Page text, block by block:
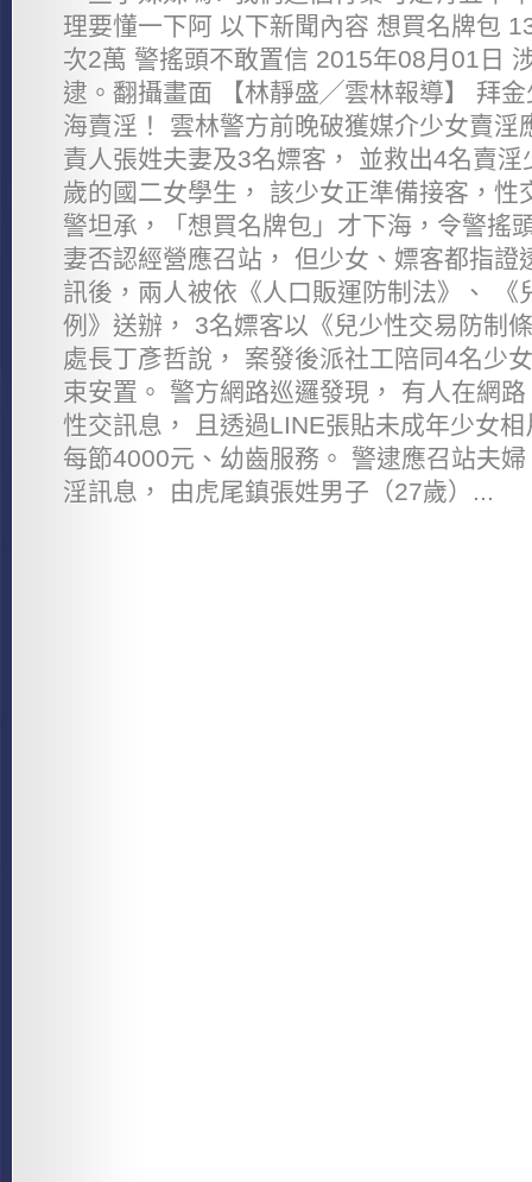
理要懂一下阿 以下新聞內容 想買名牌包
次2萬 警搖頭不敢置信 2015年08月01日
逮。翻攝畫面 【林靜盛╱雲林報導】 拜
海賣淫！ 雲林警方前晚破獲媒介少女賣淫
責人張姓夫妻及3名嫖客， 並救出4名賣
歲的國二女學生， 該少女正準備接客，性
警坦承，「想買名牌包」才下海，令警搖
妻否認經營應召站， 但少女、嫖客都指證
訊後，兩人被依《人口販運防制法》、 《
例》送辦， 3名嫖客以《兒少性交易防制
處長丁彥哲說， 案發後派社工陪同4名少
束安置。 警方網路巡邏發現， 有人在網
性交訊息， 且透過LINE張貼未成年少女
每節4000元、幼齒服務。 警逮應召站夫
淫訊息， 由虎尾鎮張姓男子（27歲）...